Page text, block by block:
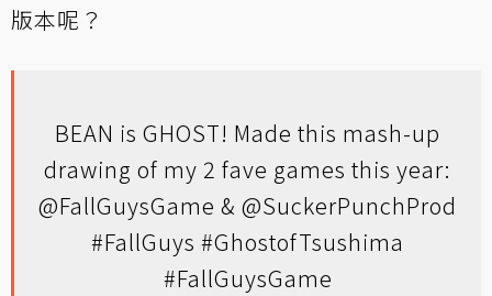
版本呢？
BEAN is GHOST! Made this mash-up
drawing of my 2 fave games this year:
@FallGuysGame & @SuckerPunchProd
#FallGuys #GhostofTsushima
#FallGuysGame